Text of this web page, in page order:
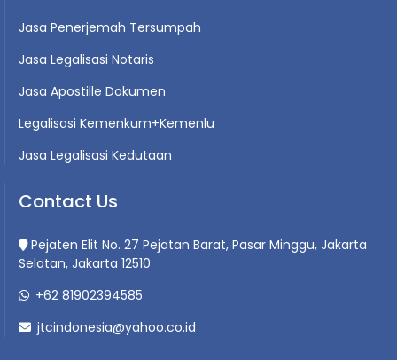
Jasa Penerjemah Tersumpah
Jasa Legalisasi Notaris
Jasa Apostille Dokumen
Legalisasi Kemenkum+Kemenlu
Jasa Legalisasi Kedutaan
Contact Us
Pejaten Elit No. 27 Pejatan Barat, Pasar Minggu, Jakarta
Selatan, Jakarta 12510
+62 81902394585
jtcindonesia@yahoo.co.id